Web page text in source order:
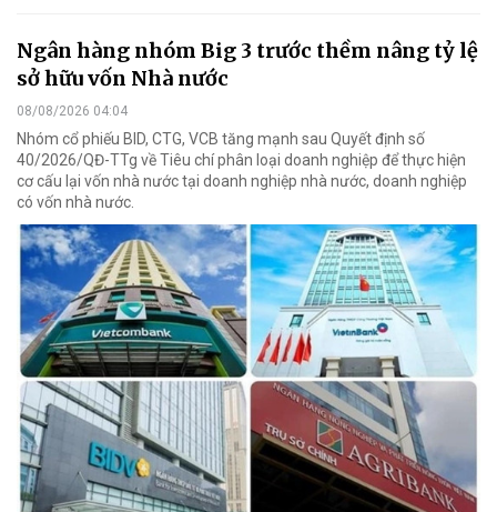
Ngân hàng nhóm Big 3 trước thềm nâng tỷ lệ
sở hữu vốn Nhà nước
08/08/2026 04:04
Nhóm cổ phiếu BID, CTG, VCB tăng mạnh sau Quyết định số
40/2026/QĐ-TTg về Tiêu chí phân loại doanh nghiệp để thực hiện
cơ cấu lại vốn nhà nước tại doanh nghiệp nhà nước, doanh nghiệp
có vốn nhà nước.